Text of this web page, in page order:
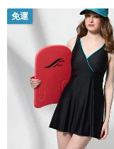
免運